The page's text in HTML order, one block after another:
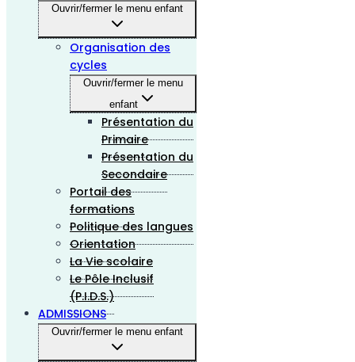
Ouvrir/fermer le menu enfant
Organisation des
cycles
Ouvrir/fermer le menu
enfant
Présentation du
Primaire
Présentation du
Secondaire
Portail des
formations
Politique des langues
Orientation
La Vie scolaire
Le Pôle Inclusif
(P.I.D.S.)
ADMISSIONS
Ouvrir/fermer le menu enfant